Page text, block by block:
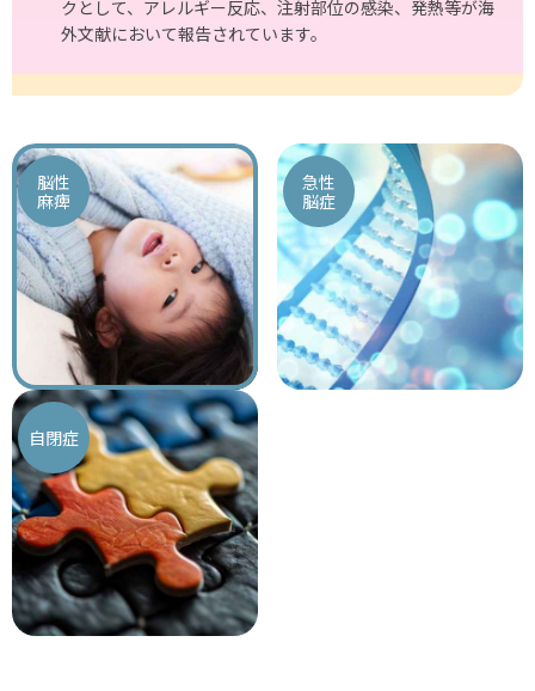
クとして、アレルギー反応、注射部位の感染、発熱等が海
外⽂献において報告されています。
脳性
麻痺
急性
脳症
自閉症